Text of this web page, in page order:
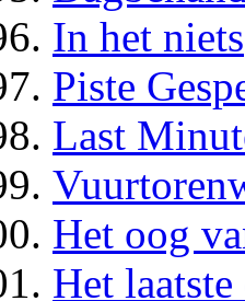
In het niets
Piste
Last
Het oog
Het